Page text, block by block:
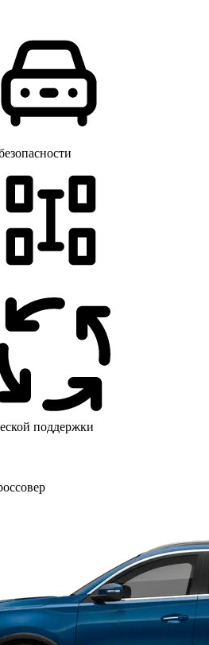
поддержки